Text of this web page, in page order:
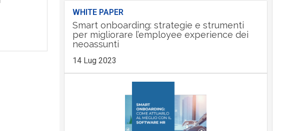
WHITE PAPER
Smart onboarding: strategie e strumenti
per migliorare l’employee experience dei
neoassunti
14 Lug 2023